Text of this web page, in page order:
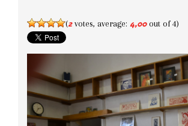
(2votes, average: 4,00out of 4)